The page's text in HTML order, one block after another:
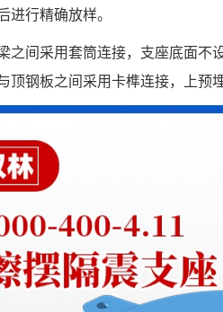
进行精确放样。
间采用套筒连接，支座底面不
顶钢板之间采用卡榫连接，上预